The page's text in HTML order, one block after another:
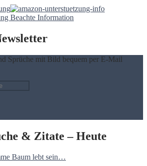
& Zitate – Heute
Baum lebt sein…